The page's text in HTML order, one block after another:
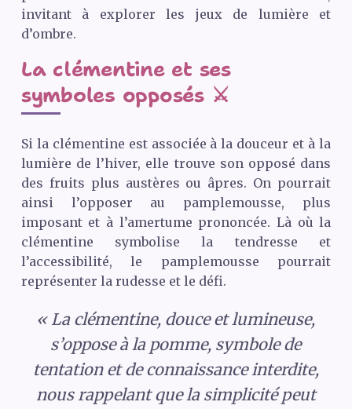
invitant à explorer les jeux de lumière et
d’ombre.
La clémentine et ses
symboles opposés ⚔️
Si la clémentine est associée à la douceur et à la
lumière de l’hiver, elle trouve son opposé dans
des fruits plus austères ou âpres. On pourrait
ainsi l’opposer au pamplemousse, plus
imposant et à l’amertume prononcée. Là où la
clémentine symbolise la tendresse et
l’accessibilité, le pamplemousse pourrait
représenter la rudesse et le défi.
« La clémentine, douce et lumineuse,
s’oppose à la pomme, symbole de
tentation et de connaissance interdite,
nous rappelant que la simplicité peut